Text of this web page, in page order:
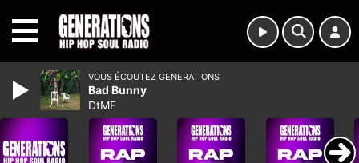
VOUS ÉCOUTEZ GENERATIONS
Bad Bunny
DtMF